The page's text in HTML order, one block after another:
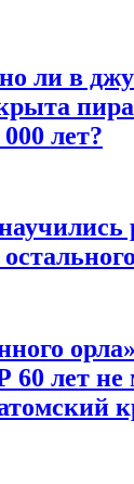
ли в
лет?
лет не